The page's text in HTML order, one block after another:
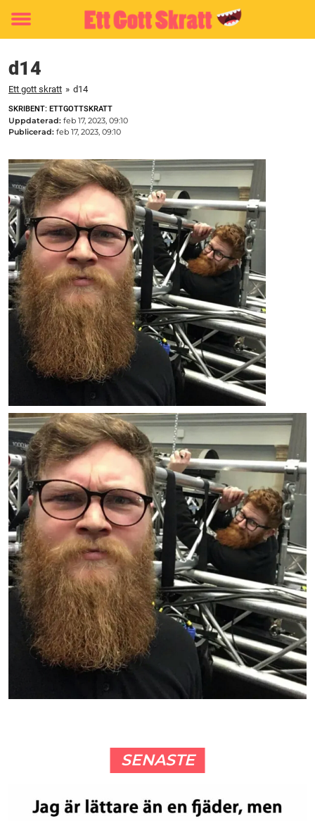
Toggle
d14
Ett gott skratt » d14
SKRIBENT: ETTGOTTSKRATT
Uppdaterad: feb 17, 2023, 09:10
Publicerad: feb 17, 2023, 09:10
SENASTE